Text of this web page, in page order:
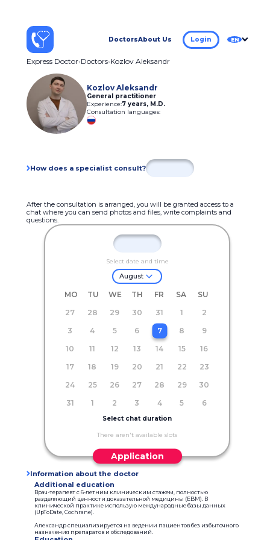
DoctorsAbout Us Login EN
Express Doctor Doctors Kozlov Aleksandr
Kozlov Aleksandr
General practitioner
Experience:7 years, M.D.
Consultation languages:
How does a specialist consult?
After the consultation is arranged, you will be granted access to a
chat where you can send photos and files, write complaints and
questions.
Select date and time
August
MO TU WE TH FR SA
SU
27
28 29 30 31 1
2
3
4 5 6 7 8
9
10
11 12 13 14 15
16
17
18 19 20 21 22
23
24
25 26 27 28 29
30
31
1 2 3 4 5 6
Select chat duration
There aren't available slots
Application
Information about the doctor
Additional education
Врач-терапевт с 6-летним клиническим стажем, полностью
разделяющий ценности доказательной медицины (EBM). В
клинической практике использую международные базы данных
(UpToDate, Cochrane).
Александр специализируется на ведении пациентов без избыточного
назначения препаратов и обследований.